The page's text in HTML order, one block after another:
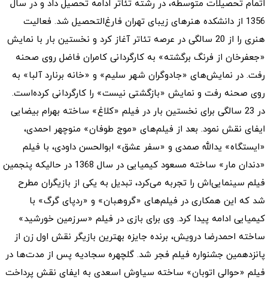
اتمام تحصیلات متوسطه، در رشته تئاتر ادامه تحصیل داد و در سال
1356 از دانشکده هنرهای زیبای تهران فارغ‌التحصیل شد. فعالیت
هنری را از 20 سالگی در عرصه تئاتر آغاز کرد و نخستین بار با نمایش
«جعفرخان از فرنگ برگشته» به کارگردانی کامران فاضل روی صحنه
رفت. در نمایش‌های «جادوگران شهر سلیم» و «خانه برنارد آلبا» به
روی صحنه رفت و نمایش «بازگشتی نیست» را کارگردانی کرده‌است.
در 23 سالگی برای نخستین بار در فیلم «کلاغ» ساخته بهرام بیضایی
ایفای نقش نمود. بعد از فیلم‌های «موج طوفان» منوچهر احمدی،
«ایستگاه» یدالله صمدی و «سفر عشق» ابوالحسن داودی، با فیلم
«دندان مار» ساخته مسعود کیمیایی در سال 1368 در حالیکه پنجمین
فیلم سینمایی‌اش را تجربه می‌کرد، تبدیل به یکی از بازیگران مطرح
شد که این همکاری در فیلم‌های «گروهبان» و «ردپای گرگ» با
کیمیایی ادامه پیدا کرد. وی برای بازی در فیلم «سرزمین خورشید»
ساخته احمدرضا درویش، برنده جایزه بهترین بازیگر نقش اول زن از
پانزدهمین جشنواره فیلم فجر شد. گلچهره سجادیه پس از مدت‌ها در
فیلم‌ «حوالی اتوبان» ساخته سیاوش اسعدی به ایفای نقش پرداخت